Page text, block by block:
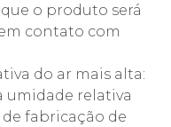
o produto será
contato com
do ar mais alta:
umidade relativa
fabricação de